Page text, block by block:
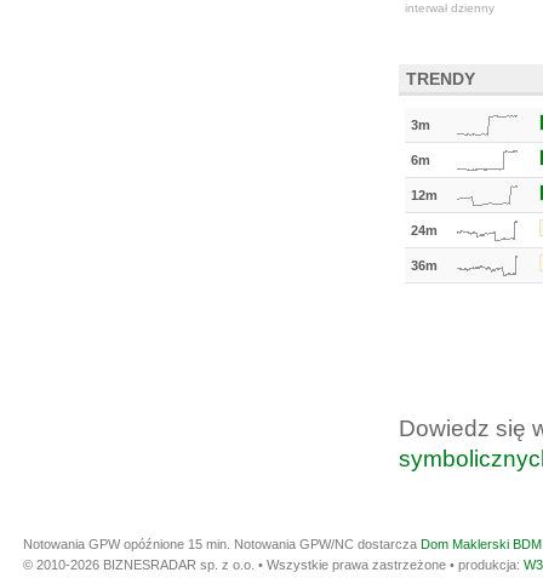
interwał dzienny
TRENDY
3m
6m
12m
24m
36m
Dowiedz się
Notowania GPW opóźnione 15 min. Notowania GPW/NC dostarcza Dom Maklerski
© 2010-2026 BIZNESRADAR sp. z o.o. • Wszystkie prawa zastrzeżone • produkcja: